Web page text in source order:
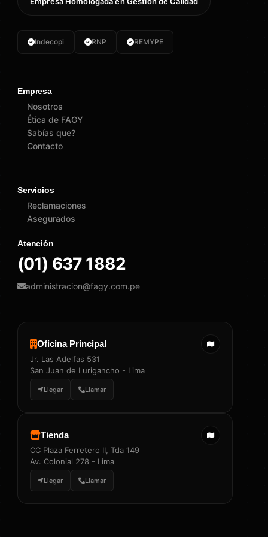
Indecopi RNP REMYPE
Empresa
Nosotros
Ética de FAGY
Sabías que?
Contacto
Servicios
Reclamaciones
Asegurados
Atención
(01) 637 1882
administracion@fagy.com.pe
Oficina Principal
Jr. Las Adelfas 531
San Juan de Lurigancho - Lima
Llegar Llamar
Tienda
CC Plaza Ferretero II, Tda 149
Av. Colonial 278 - Lima
Llegar Llamar